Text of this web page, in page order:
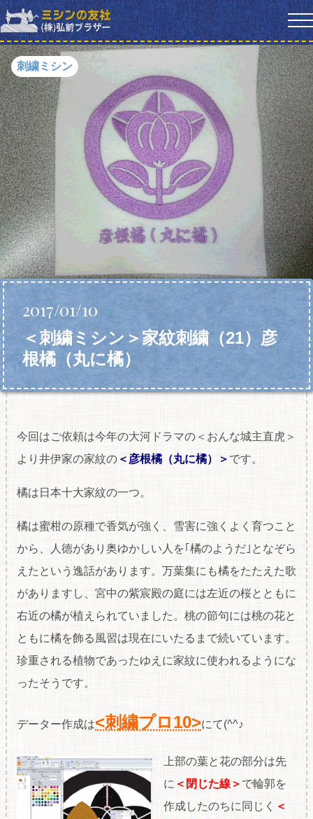
刺繍ミシン
2017/01/10
＜刺繍ミシン＞家紋刺繍（21）彦
根橘（丸に橘）
今回はご依頼は今年の大河ドラマの＜おんな城主直虎＞
より井伊家の家紋の ＜彦根橘（丸に橘）＞ です。
橘は日本十大家紋の一つ。
橘は蜜柑の原種で香気が強く、雪害に強くよく育つこと
から、人徳があり奥ゆかしい人を｢橘のようだ｣となぞら
えたという逸話があります。万葉集にも橘をたたえた歌
がありますし、宮中の紫宸殿の庭には左近の桜とともに
右近の橘が植えられていました。桃の節句には桃の花と
ともに橘を飾る風習は現在にいたるまで続いています。
珍重される植物であったゆえに家紋に使われるようにな
ったそうです。
データー作成は<刺繍プロ10>にて(^^♪
上部の葉と花の部分は先
に ＜閉じた線＞ で輪郭を
作成したのちに同じく ＜